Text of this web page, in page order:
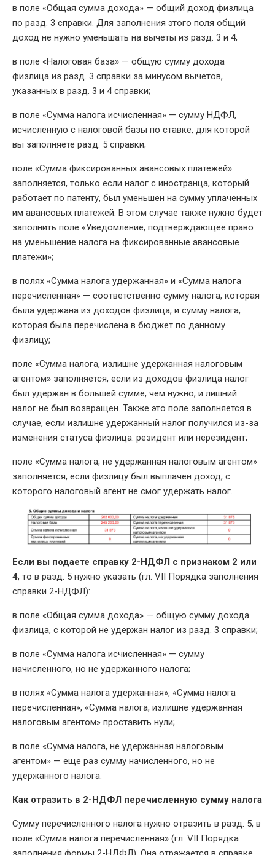
в поле «Общая сумма дохода» — общий доход физлица
по разд. 3 справки. Для заполнения этого поля общий
доход не нужно уменьшать на вычеты из разд. 3 и 4;
в поле «Налоговая база» — общую сумму дохода
физлица из разд. 3 справки за минусом вычетов,
указанных в разд. 3 и 4 справки;
в поле «Сумма налога исчисленная» — сумму НДФЛ,
исчисленную с налоговой базы по ставке, для которой
вы заполняете разд. 5 справки;
поле «Сумма фиксированных авансовых платежей»
заполняется, только если налог с иностранца, который
работает по патенту, был уменьшен на сумму уплаченных
им авансовых платежей. В этом случае также нужно будет
заполнить поле «Уведомление, подтверждающее право
на уменьшение налога на фиксированные авансовые
платежи»;
в полях «Сумма налога удержанная» и «Сумма налога
перечисленная» — соответственно сумму налога, которая
была удержана из доходов физлица, и сумму налога,
которая была перечислена в бюджет по данному
физлицу;
поле «Сумма налога, излишне удержанная налоговым
агентом» заполняется, если из доходов физлица налог
был удержан в большей сумме, чем нужно, и лишний
налог не был возвращен. Также это поле заполняется в
случае, если излишне удержанный налог получился из-за
изменения статуса физлица: резидент или нерезидент;
поле «Сумма налога, не удержанная налоговым агентом»
заполняется, если физлицу был выплачен доход, с
которого налоговый агент не смог удержать налог.
Если вы подаете справку 2-НДФЛ с признаком 2 или
4, то в разд. 5 нужно указать (гл. VII Порядка заполнения
справки 2-НДФЛ):
в поле «Общая сумма дохода» — общую сумму дохода
физлица, с которой не удержан налог из разд. 3 справки;
в поле «Сумма налога исчисленная» — сумму
начисленного, но не удержанного налога;
в полях «Сумма налога удержанная», «Сумма налога
перечисленная», «Сумма налога, излишне удержанная
налоговым агентом» проставить нули;
в поле «Сумма налога, не удержанная налоговым
агентом» — еще раз сумму начисленного, но не
удержанного налога.
Как отразить в 2-НДФЛ перечисленную сумму налога
Сумму перечисленного налога нужно отразить в разд. 5, в
поле «Сумма налога перечисленная» (гл. VII Порядка